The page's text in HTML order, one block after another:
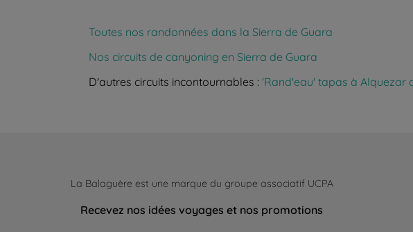
Toutes nos randonnées dans la Sierra de Guara
Nos circuits de canyoning en Sierra de Guara
D'autres circuits incontournables : 'Rand'eau' tapas à Alquezar
La Balaguère est une marque du groupe associatif UCPA
Recevez nos idées voyages et nos promotions